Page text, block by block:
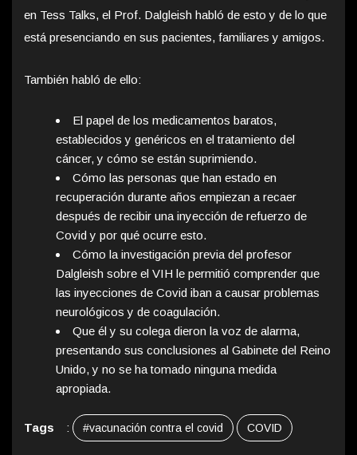
en Tess Talks, el Prof. Dalgleish habló de esto y de lo que
está presenciando en sus pacientes, familiares y amigos.
También habló de ello:
El papel de los medicamentos baratos,
establecidos y genéricos en el tratamiento del
cáncer, y cómo se están suprimiendo.
Cómo las personas que han estado en
recuperación durante años empiezan a recaer
después de recibir una inyección de refuerzo de
Covid y por qué ocurre esto.
Cómo la investigación previa del profesor
Dalgleish sobre el VIH le permitió comprender que
las inyecciones de Covid iban a causar problemas
neurológicos y de coagulación.
Que él y su colega dieron la voz de alarma,
presentando sus conclusiones al Gabinete del Reino
Unido, y no se ha tomado ninguna medida
apropiada.
Tags : #vacunación contra el covid COVID